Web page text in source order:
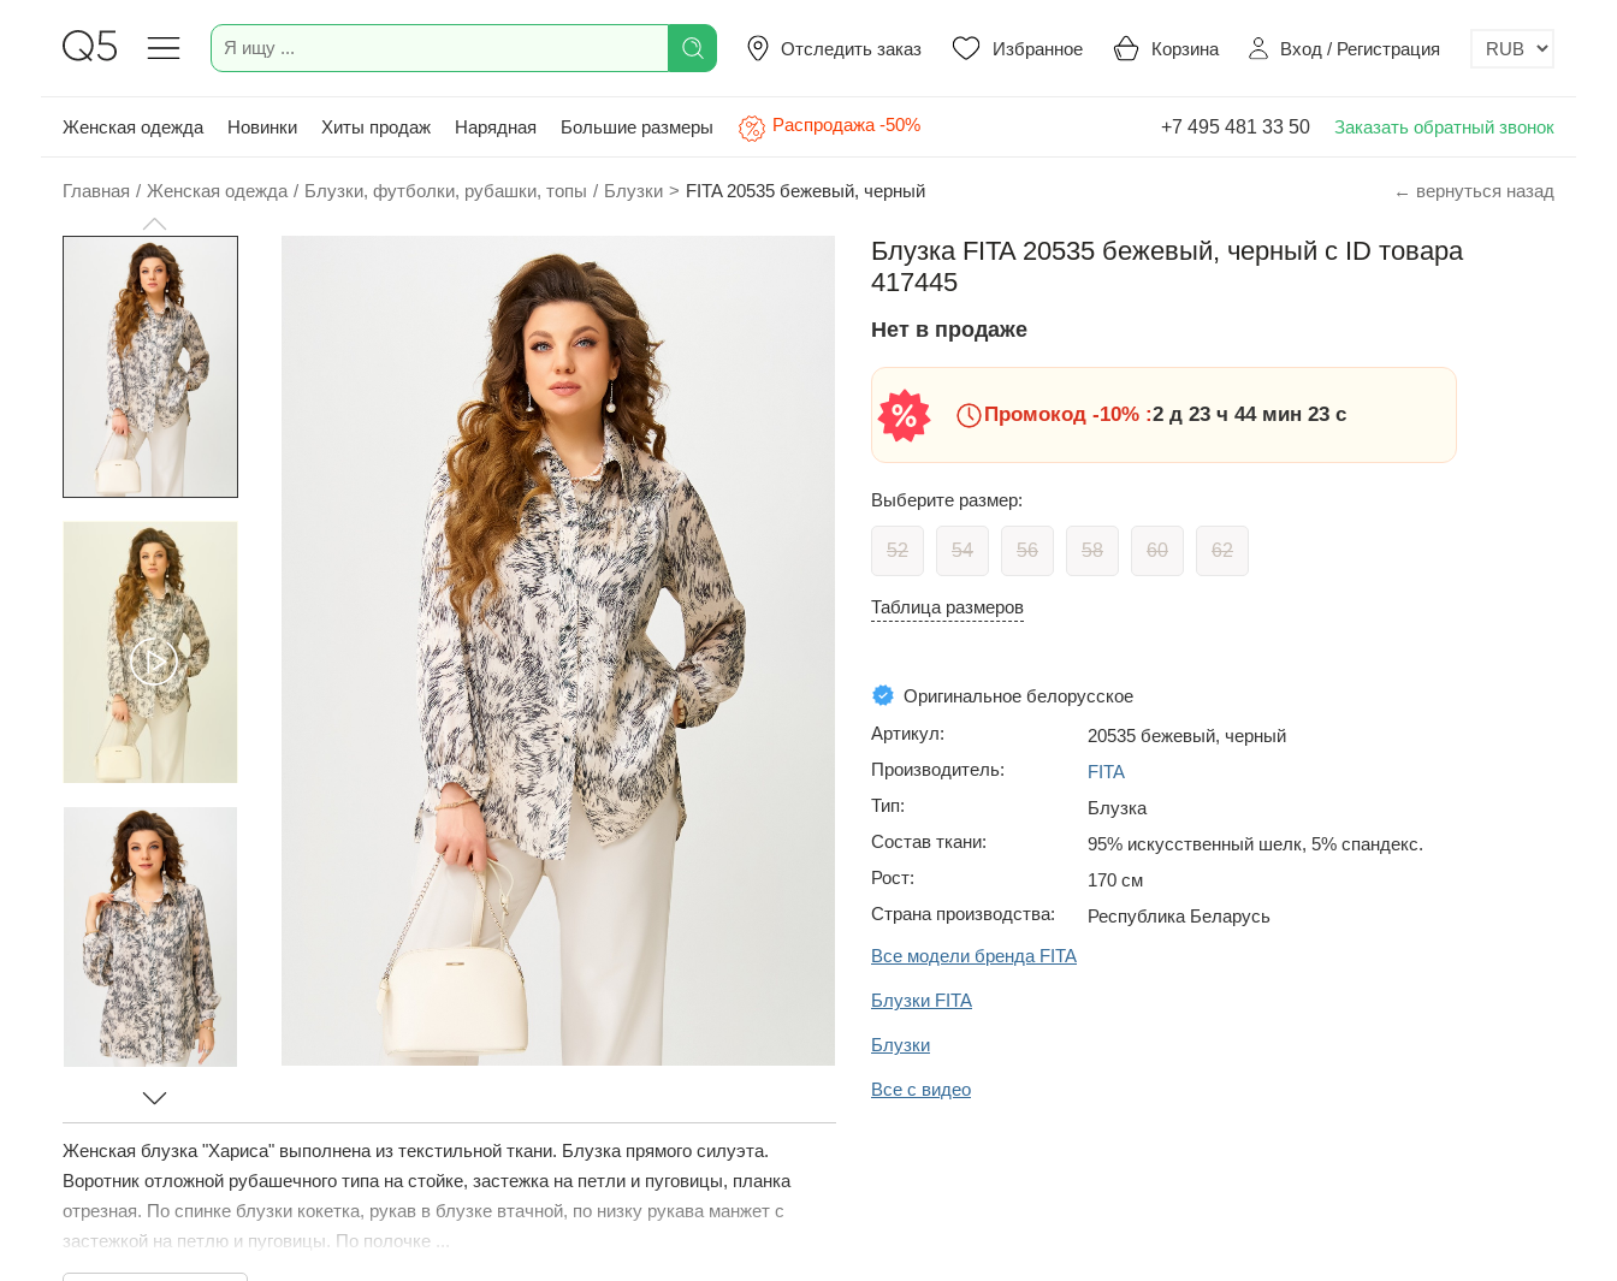
Отследить заказ Избранное Корзина Вход / Регистрация
Женская одежда Новинки Хиты продаж Нарядная Большие размеры Распродажа -50% +7 495 481 33 50 Заказать обратный звонок
Главная / Женская одежда / Блузки, футболки, рубашки, топы / Блузки > FITA 20535 бежевый, черный ← вернуться назад
Женская блузка "Хариса" выполнена из текстильной ткани. Блузка прямого силуэта.
Воротник отложной рубашечного типа на стойке, застежка на петли и пуговицы, планка
отрезная. По спинке блузки кокетка, рукав в блузке втачной, по низку рукава манжет с
застежкой на петлю и пуговицы. По полочке ...
Блузка FITA 20535 бежевый, черный с ID товара
417445
Нет в продаже
Промокод -10% :2 д 23 ч 44 мин 22 с
Выберите размер:
52 54 56 58 60 62
Таблица размеров
Оригинальное белорусское
Артикул:
20535 бежевый, черный
Производитель:
FITA
Тип:
Блузка
Состав ткани:
95% искусственный шелк, 5% спандекс.
Рост:
170 см
Страна производства:
Республика Беларусь
Все модели бренда FITA
Блузки FITA
Блузки
Все с видео